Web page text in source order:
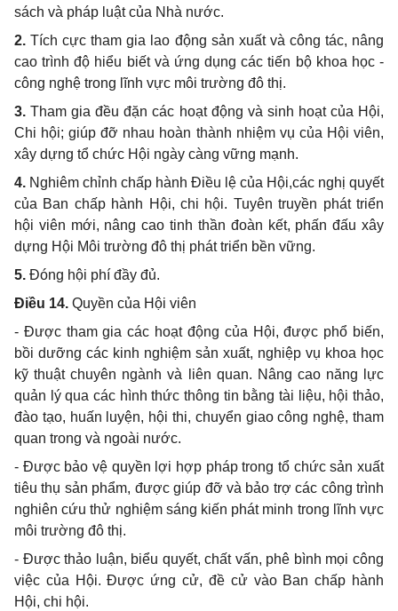
sách và pháp luật của Nhà nước.
2. Tích cực tham gia lao động sản xuất và công tác, nâng
cao trình độ hiểu biết và ứng dụng các tiến bộ khoa học -
công nghệ trong lĩnh vực môi trường đô thị.
3. Tham gia đều đặn các hoạt động và sinh hoạt của Hội,
Chi hội; giúp đỡ nhau hoàn thành nhiệm vụ của Hội viên,
xây dựng tổ chức Hội ngày càng vững mạnh.
4. Nghiêm chỉnh chấp hành Điều lệ của Hội,các nghị quyết
của Ban chấp hành Hội, chi hội. Tuyên truyền phát triển
hội viên mới, nâng cao tinh thần đoàn kết, phấn đấu xây
dựng Hội Môi trường đô thị phát triển bền vững.
5. Đóng hội phí đầy đủ.
Điều 14. Quyền của Hội viên
- Được tham gia các hoạt động của Hội, được phổ biến,
bồi dưỡng các kinh nghiệm sản xuất, nghiệp vụ khoa học
kỹ thuật chuyên ngành và liên quan. Nâng cao năng lực
quản lý qua các hình thức thông tin bằng tài liệu, hội thảo,
đào tạo, huấn luyện, hội thi, chuyển giao công nghệ, tham
quan trong và ngoài nước.
- Được bảo vệ quyền lợi hợp pháp trong tổ chức sản xuất
tiêu thụ sản phẩm, được giúp đỡ và bảo trợ các công trình
nghiên cứu thử nghiệm sáng kiến phát minh trong lĩnh vực
môi trường đô thị.
- Được thảo luận, biểu quyết, chất vấn, phê bình mọi công
việc của Hội. Được ứng cử, đề cử vào Ban chấp hành
Hội, chi hội.